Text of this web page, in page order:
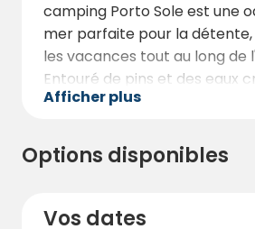
camping Porto Sole est une
mer parfaite pour la
les vacances tout au long de
Entouré de pins et des eaux
mer Adriatique, ce camping
équipements de premier
types de voyageurs.
propose des emplacements
Afficher plus
Options disponibles
Vos dates